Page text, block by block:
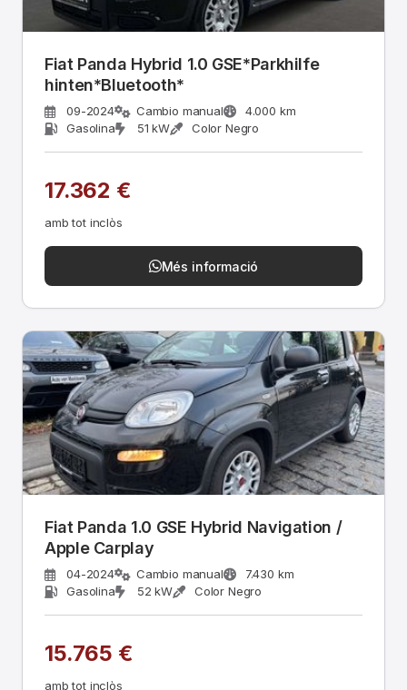
Fiat Panda Hybrid 1.0 GSE*Parkhilfe
hinten*Bluetooth*
09-2024 Cambio manual
4.000 km
Gasolina
51 kW Color Negro
17.362 €
amb tot inclòs
Més informació
Fiat Panda 1.0 GSE Hybrid Navigation /
Apple Carplay
04-2024 Cambio manual
7.430 km
Gasolina
52 kW Color Negro
15.765 €
amb tot inclòs